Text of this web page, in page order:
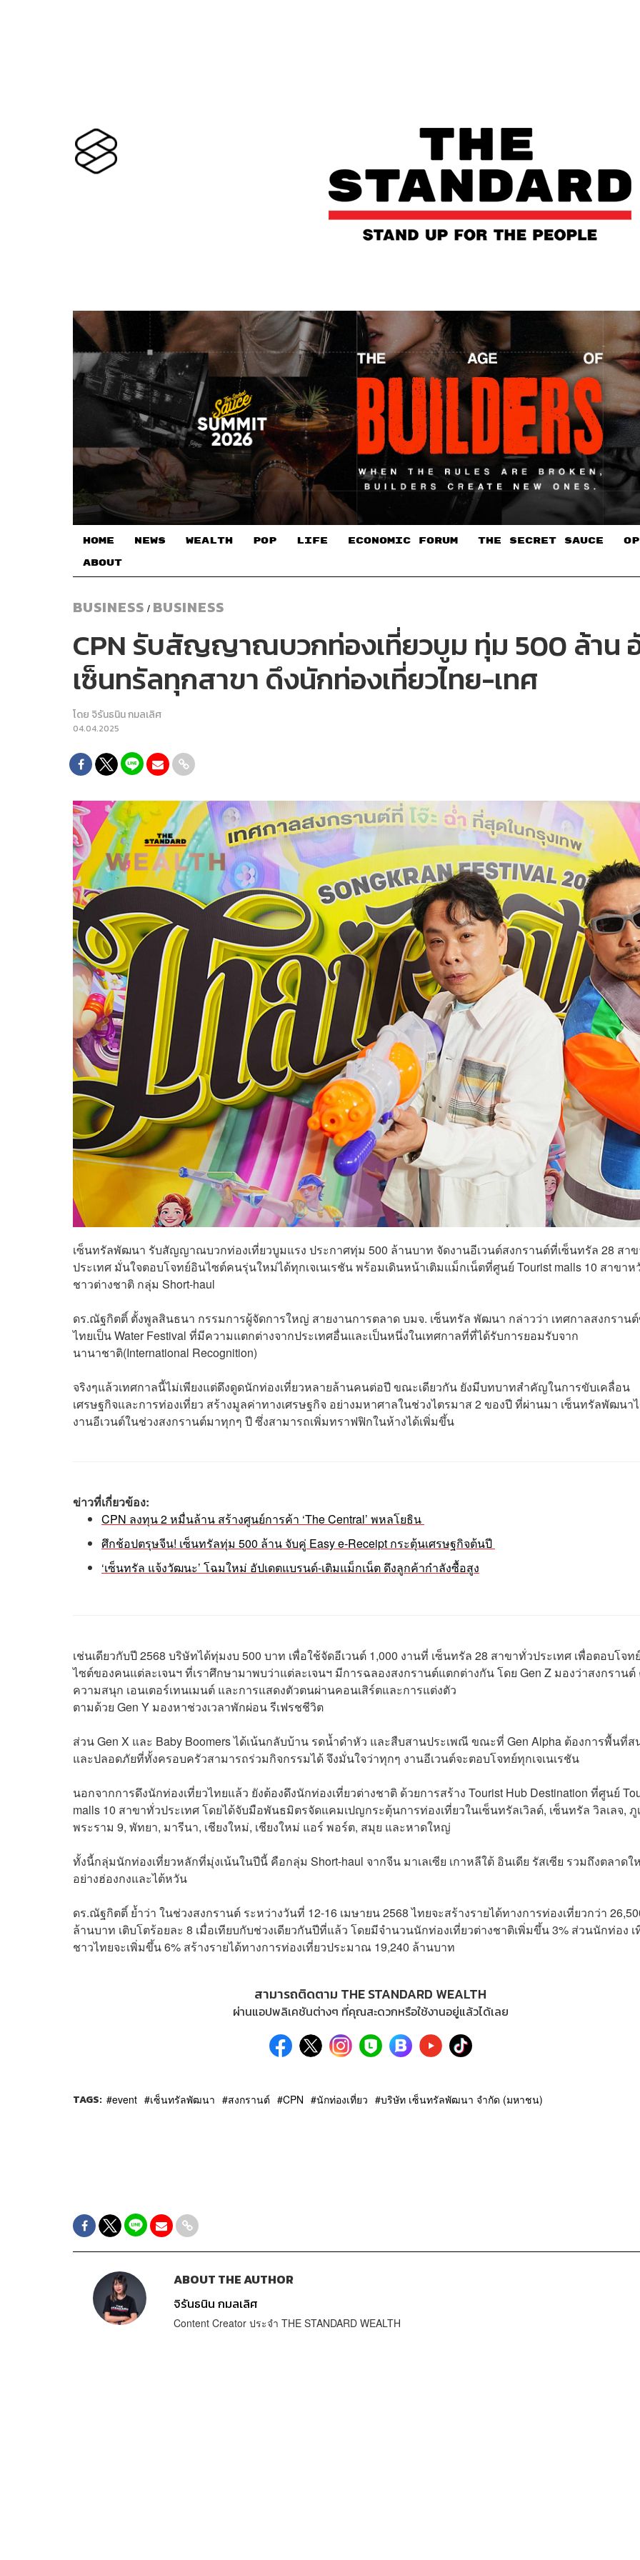
HOME NEWS WEALTH POP LIFE ECONOMIC FORUM THE SECRET SAUCE​
ABOUT
BUSINESS / BUSINESS
CPN รับสัญญาณบวกท่องเที่ยวบูม ทุ่ม 500 ล้าน
เซ็นทรัลทุกสาขา ดึงนักท่องเที่ยวไทย-เทศ
โดย จิรันธนิน กมลเลิศ
04.04.2025
เซ็นทรัลพัฒนา รับสัญญาณบวกท่องเที่ยวบูมแรง ประกาศทุ่ม 500 ล้านบาท จัดงานอีเวนต์สงกรานต์ที่เซ็นทรัล 28 สา
ประเทศ มั่นใจตอบโจทย์อินไซต์คนรุ่นใหม่ได้ทุกเจเนเรชัน พร้อมเดินหน้าเติมแม็กเน็ตที่ศูนย์ Tourist malls 10 สาขาห
ชาวต่างชาติ กลุ่ม Short-haul
ดร.ณัฐกิตติ์ ตั้งพูลสินธนา กรรมการผู้จัดการใหญ่ สายงานการตลาด บมจ. เซ็นทรัล พัฒนา กล่าวว่า เทศกาลสงกราน
ไทยเป็น Water Festival ที่มีความแตกต่างจากประเทศอื่นและเป็นหนึ่งในเทศกาลที่ที่ได้รับการยอมรับจาก
นานาชาติ(International Recognition)
จริงๆแล้วเทศกาลนี้ไม่เพียงแต่ดึงดูดนักท่องเที่ยวหลายล้านคนต่อปี ขณะเดียวกัน ยังมีบทบาทสำคัญในการขับเคลื่อน
เศรษฐกิจและการท่องเที่ยว สร้างมูลค่าทางเศรษฐกิจ อย่างมหาศาลในช่วงไตรมาส 2 ของปี ที่ผ่านมา เซ็นทรัลพัฒนา
งานอีเวนต์ในช่วงสงกรานต์มาทุกๆ ปี ซึ่งสามารถเพิ่มทราฟฟิกในห้างได้เพิ่มขึ้น
ข่าวที่เกี่ยวข้อง:
CPN ลงทุน 2 หมื่นล้าน สร้างศูนย์การค้า ‘The Central’ พหลโยธิน
ศึกช้อปตรุษจีน! เซ็นทรัลทุ่ม 500 ล้าน จับคู่ Easy e-Receipt กระตุ้นเศรษฐกิจต้นปี
‘เซ็นทรัล แจ้งวัฒนะ’ โฉมใหม่ อัปเดตแบรนด์-เติมแม็กเน็ต ดึงลูกค้ากำลังซื้อสูง
เช่นเดียวกับปี 2568 บริษัทได้ทุ่มงบ 500 บาท เพื่อใช้จัดอีเวนต์ 1,000 งานที่ เซ็นทรัล 28 สาขาทั่วประเทศ เพื่อตอบโจท
ไซต์ของคนแต่ละเจนฯ ที่เราศึกษามาพบว่าแต่ละเจนฯ มีการฉลองสงกรานต์แตกต่างกัน โดย Gen Z มองว่าสงกรานต์
ความสนุก เอนเตอร์เทนเมนต์ และการแสดงตัวตนผ่านคอนเสิร์ตและการแต่งตัว
ตามด้วย Gen Y มองหาช่วงเวลาพักผ่อน รีเฟรชชีวิต
ส่วน Gen X และ Baby Boomers ได้เน้นกลับบ้าน รดน้ำดำหัว และสืบสานประเพณี ขณะที่ Gen Alpha ต้องการพื้นที่ส
และปลอดภัยที่ทั้งครอบครัวสามารถร่วมกิจกรรมได้ จึงมั่นใจว่าทุกๆ งานอีเวนต์จะตอบโจทย์ทุกเจเนเรชัน
นอกจากการดึงนักท่องเที่ยวไทยแล้ว ยังต้องดึงนักท่องเที่ยวต่างชาติ ด้วยการสร้าง Tourist Hub Destination ที่ศูนย์
malls 10 สาขาทั่วประเทศ โดยได้จับมือพันธมิตรจัดแคมเปญกระตุ้นการท่องเที่ยวในเซ็นทรัลเวิลด์, เซ็นทรัล วิลเลจ, ภู
พระราม 9, พัทยา, มารีนา, เชียงใหม่, เชียงใหม่ แอร์ พอร์ต, สมุย และหาดใหญ่
ทั้งนี้กลุ่มนักท่องเที่ยวหลักที่มุ่งเน้นในปีนี้ คือกลุ่ม Short-haul จากจีน มาเลเซีย เกาหลีใต้ อินเดีย รัสเซีย รวมถึงตลาดใ
อย่างฮ่องกงและไต้หวัน
ดร.ณัฐกิตติ์ ย้ำว่า ในช่วงสงกรานต์ ระหว่างวันที่ 12-16 เมษายน 2568 ไทยจะสร้างรายได้ทางการท่องเที่ยวกว่า
ล้านบาท เติบโตร้อยละ 8 เมื่อเทียบกับช่วงเดียวกันปีที่แล้ว โดยมีจำนวนนักท่องเที่ยวต่างชาติเพิ่มขึ้น 3% ส่วนนักท่อง เ
ชาวไทยจะเพิ่มขึ้น 6% สร้างรายได้ทางการท่องเที่ยวประมาณ 19,240 ล้านบาท
สามารถติดตาม THE STANDARD WEALTH
ผ่านแอปพลิเคชันต่างๆ ที่คุณสะดวกหรือใช้งานอยู่แล้วได้เลย
TAGS: event เซ็นทรัลพัฒนา สงกรานต์ CPN นักท่องเที่ยว บริษัท เซ็นทรัลพัฒนา จำกัด (มหาชน)
ABOUT THE AUTHOR
จิรันธนิน กมลเลิศ
Content Creator ประจำ THE STANDARD WEALTH